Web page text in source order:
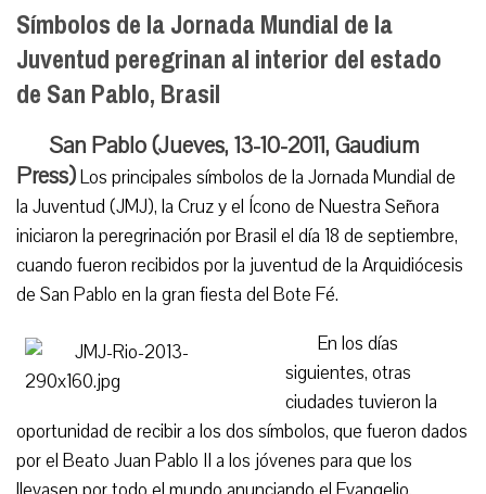
Símbolos de la Jornada Mundial de la
Juventud peregrinan al interior del estado
de San Pablo, Brasil
San Pablo (Jueves, 13-10-2011, Gaudium
Press)Los principales símbolos de la Jornada Mundial de
la Juventud (JMJ), la Cruz y el Ícono de Nuestra Señora
iniciaron la peregrinación por Brasil el día 18 de septiembre,
cuando fueron recibidos por la juventud de la Arquidiócesis
de San Pablo en la gran fiesta del Bote Fé.
En los días
siguientes, otras
ciudades tuvieron la
oportunidad de recibir a los dos símbolos, que fueron dados
por el Beato Juan Pablo II a los jóvenes para que los